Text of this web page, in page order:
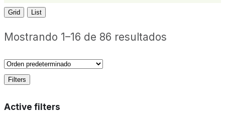
Grid List
Mostrando 1–16 de 86 resultados
Filters
Active filters